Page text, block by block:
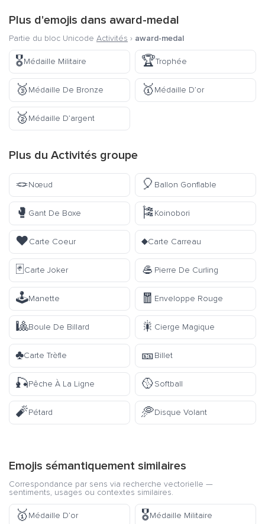
Plus d'emojis dans award-medal
Partie du bloc Unicode Activités › award-medal
🎖️Médaille Militaire 🏆Trophée
🥉Médaille De Bronze 🥇Médaille D’or
🥈Médaille D’argent
Plus du Activités groupe
🪢Nœud 🎈 Ballon Gonflable
🥊 Gant De Boxe 🎏Koinobori
♥️Carte Coeur ♦️Carte Carreau
🃏Carte Joker 🥌 Pierre De Curling
🕹️Manette 🧧 Enveloppe Rouge
🎱Boule De Billard 🎇 Cierge Magique
♣️Carte Trèfle 🎫Billet
🎣Pêche À La Ligne 🥎Softball
🧨Pétard 🥏Disque Volant
Emojis sémantiquement similaires
Correspondance par sens via recherche vectorielle —
sentiments, usages ou contextes similaires.
🥇Médaille D’or 🎖️Médaille Militaire